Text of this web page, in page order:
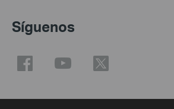
Síguenos